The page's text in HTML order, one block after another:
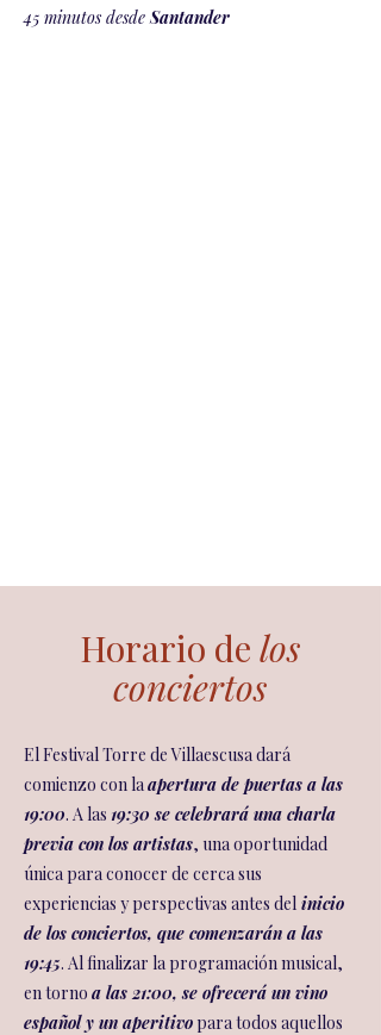
45 minutos desdeSantander
Horario de los
conciertos
El Festival Torre de Villaescusa dará
comienzo con laapertura de puertas a las
19:00. A las 19:30 se celebrará una charla
previa con los artistas, una oportunidad
única para conocer de cerca sus
experiencias y perspectivas antes del inicio
de los conciertos, que comenzarán a las
19:45. Al finalizar la programación musical,
en torno a las 21:00, se ofrecerá un vino
español y un aperitivo para todos aquellos